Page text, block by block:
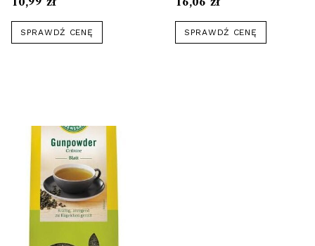
Może Nas
Uratować” 25g
SPRAWDŹ CENĘ SPRAWDŹ CENĘ